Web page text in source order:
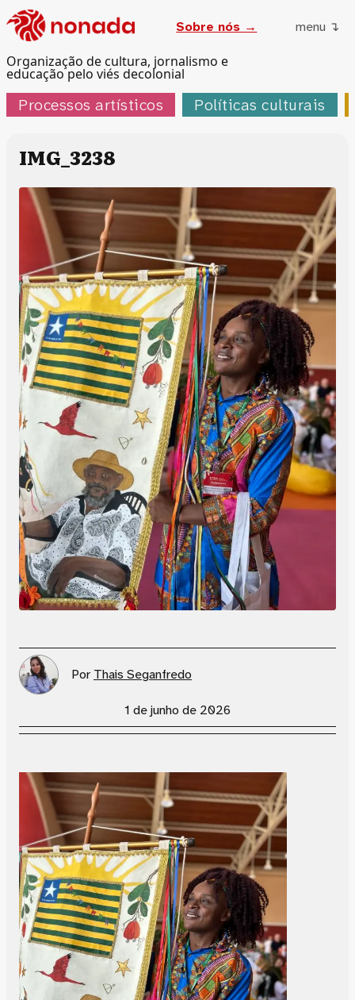
Organização de cultura, jornalismo e
educação pelo viés decolonial
Sobre nós → menu ↴
Processos artísticos Políticas culturais
IMG_3238
Por Thais Seganfredo
1 de junho de 2026